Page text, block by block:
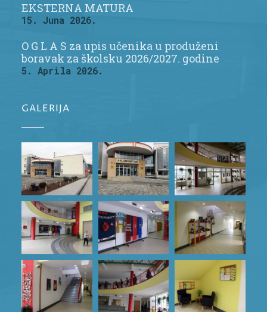
EKSTERNA MATURA
15. Juna 2026.
O G L A S za upis učenika u produženi
boravak za školsku 2026/2027. godine
5. Aprila 2026.
GALERIJA